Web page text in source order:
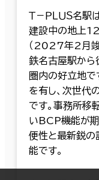
Ｔ－ＰＬＵＳ名
建設中の地上
（2027年2月竣
鉄名古屋駅から
圏内の好立地で
を有し、次世代
です。事務所移
いBCP機能が期
便性と最新鋭の
能です。